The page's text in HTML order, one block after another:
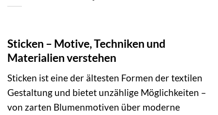
Sticken – Motive, Techniken und
Materialien verstehen
Sticken ist eine der ältesten Formen der textilen
Gestaltung und bietet unzählige Möglichkeiten –
von zarten Blumenmotiven über moderne